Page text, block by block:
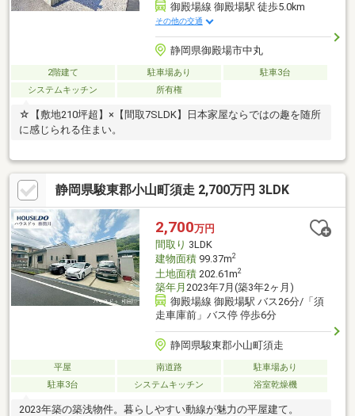
御殿場線 御殿場駅 徒歩5.0km
その他の交通
静岡県御殿場市中丸
2階建て 駐車場あり
駐車3台
システムキッチン
所有権
☆【敷地210坪超】×【間取7SLDK】日本家屋ならではの趣を随所
に感じられる住まい。
静岡県駿東郡小山町須走 2,700万円 3LDK
2,700万円
間取り 3LDK
建物面積99.37m2
土地面積202.61m2
築年月 2023年7月(築3年2ヶ月)
御殿場線 御殿場駅 バス26分/「須
走車庫前」バス停 停歩6分
静岡県駿東郡小山町須走
平屋 南道路
駐車場あり
駐車3台
システムキッチン 浴室乾燥機
2023年築の築浅物件。暮らしやすい動線が魅力の平屋建て。